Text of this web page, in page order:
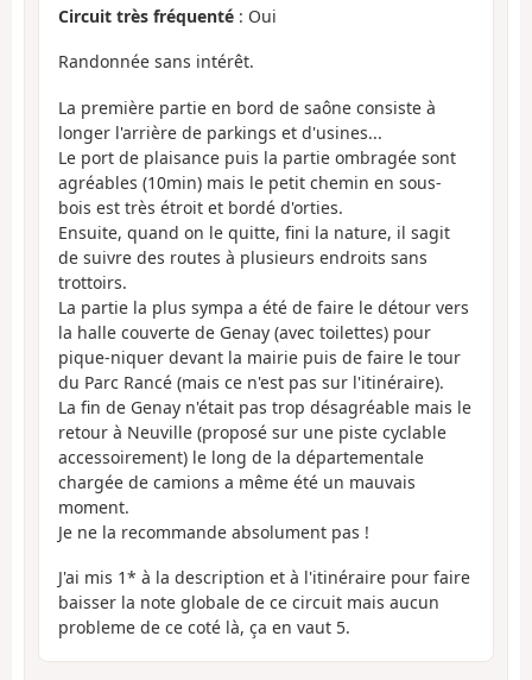
Circuit très fréquenté : Oui
Randonnée sans intérêt.
La première partie en bord de saône consiste à
longer l'arrière de parkings et d'usines...
Le port de plaisance puis la partie ombragée sont
agréables (10min) mais le petit chemin en sous-
bois est très étroit et bordé d'orties.
Ensuite, quand on le quitte, fini la nature, il sagit
de suivre des routes à plusieurs endroits sans
trottoirs.
La partie la plus sympa a été de faire le détour vers
la halle couverte de Genay (avec toilettes) pour
pique-niquer devant la mairie puis de faire le tour
du Parc Rancé (mais ce n'est pas sur l'itinéraire).
La fin de Genay n'était pas trop désagréable mais le
retour à Neuville (proposé sur une piste cyclable
accessoirement) le long de la départementale
chargée de camions a même été un mauvais
moment.
Je ne la recommande absolument pas !
J'ai mis 1* à la description et à l'itinéraire pour faire
baisser la note globale de ce circuit mais aucun
probleme de ce coté là, ça en vaut 5.